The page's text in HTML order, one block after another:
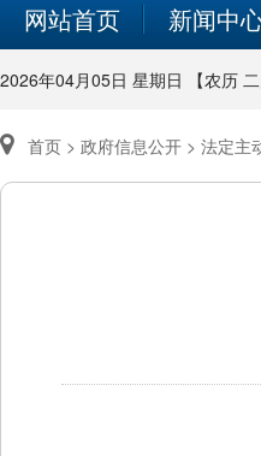
网站首页 新闻中
2026年04月05日 星期日 【农历 二
首页 > 政府信息公开 > 法定主